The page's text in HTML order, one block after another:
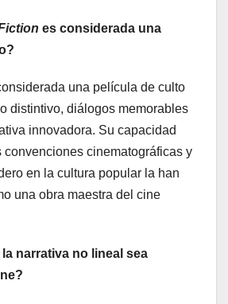
es considerada una
una película de culto
distintivo, diálogos memorables
innovadora. Su capacidad
convenciones cinematográficas y
en la cultura popular la han
una obra maestra del cine
narrativa no lineal sea